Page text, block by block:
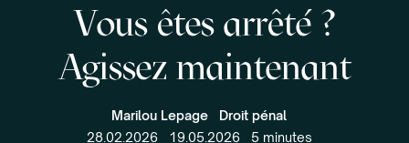
Vous êtes arrêté ?
Agissez maintenant
Marilou Lepage
Droit pénal
28.02.2026
19.05.2026 5 minutes